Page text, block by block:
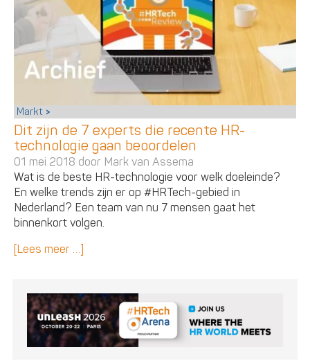
Markt
Dit zijn de 7 experts die recente HR-
technologie gaan beoordelen
01 mei 2018 door Mark van Assema
Wat is de beste HR-technologie voor welk doeleinde?
En welke trends zijn er op #HRTech-gebied in
Nederland? Een team van nu 7 mensen gaat het
binnenkort volgen.
[Lees meer …]